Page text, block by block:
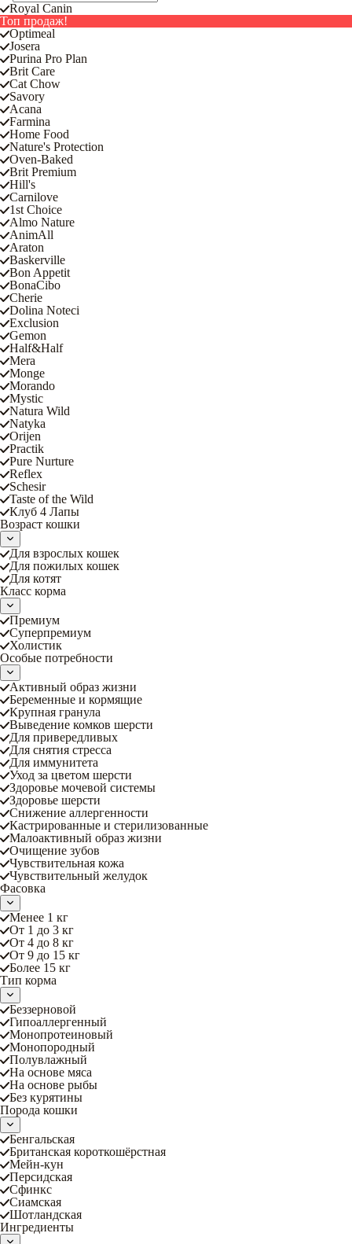
Royal Canin
Топ продаж!
Optimeal
Josera
Purina Pro Plan
Brit Care
Cat Chow
Savory
Acana
Farmina
Home Food
Nature's Protection
Oven-Baked
Brit Premium
Hill's
Carnilove
1st Choice
Almo Nature
AnimAll
Araton
Baskerville
Bon Appetit
BonaCibo
Cherie
Dolina Noteci
Exclusion
Gemon
Half&Half
Mera
Monge
Morando
Mystic
Natura Wild
Natyka
Orijen
Practik
Pure Nurture
Reflex
Schesir
Taste of the Wild
Клуб 4 Лапы
Возраст кошки
Для взрослых кошек
Для пожилых кошек
Для котят
Класс корма
Премиум
Суперпремиум
Холистик
Особые потребности
Активный образ жизни
Беременные и кормящие
Крупная гранула
Выведение комков шерсти
Для привередливых
Для снятия стресса
Для иммунитета
Уход за цветом шерсти
Здоровье мочевой системы
Здоровье шерсти
Снижение аллергенности
Кастрированные и стерилизованные
Малоактивный образ жизни
Очищение зубов
Чувствительная кожа
Чувствительный желудок
Фасовка
Менее 1 кг
От 1 до 3 кг
От 4 до 8 кг
От 9 до 15 кг
Более 15 кг
Тип корма
Беззерновой
Гипоаллергенный
Монопротеиновый
Монопородный
Полувлажный
На основе мяса
На основе рыбы
Без курятины
Порода кошки
Бенгальская
Британская короткошёрстная
Мейн-кун
Персидская
Сфинкс
Сиамская
Шотландская
Ингредиенты